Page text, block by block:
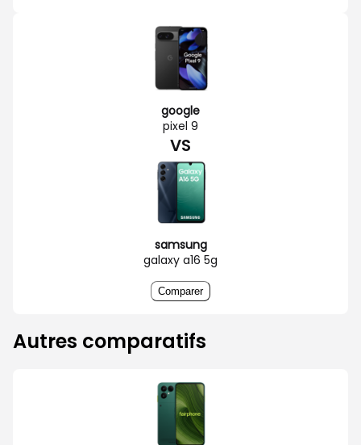
google
pixel 9
VS
samsung
galaxy a16 5g
Comparer
Autres comparatifs